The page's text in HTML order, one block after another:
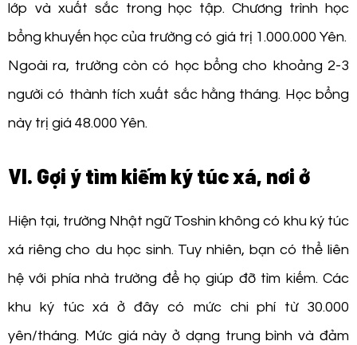
lớp và xuất sắc trong học tập. Chương trình học
bổng khuyến học của trường có giá trị 1.000.000 Yên.
Ngoài ra, trường còn có học bổng cho khoảng 2-3
người có thành tích xuất sắc hằng tháng. Học bổng
này trị giá 48.000 Yên.
VI. Gợi ý tìm kiếm ký túc xá, nơi ở
Hiện tại, trường Nhật ngữ Toshin không có khu ký túc
xá riêng cho du học sinh. Tuy nhiên, bạn có thể liên
hệ với phía nhà trường để họ giúp đỡ tìm kiếm. Các
khu ký túc xá ở đây có mức chi phí từ 30.000
yên/tháng. Mức giá này ở dạng trung bình và đảm